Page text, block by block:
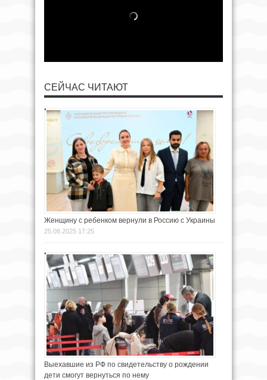
СЕЙЧАС ЧИТАЮТ
Женщину с ребенком вернули в Россию с Украины
25.08.2025 17:25
Выехавшие из РФ по свидетельству о рождении
дети смогут вернуться по нему